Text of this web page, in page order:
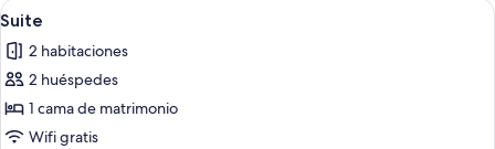
Abrir
todas
las
fotos
de
Suite
Una sala de estar moderna con
7
Suite
2 habitaciones
2 huéspedes
1 cama de matrimonio
Wifi gratis